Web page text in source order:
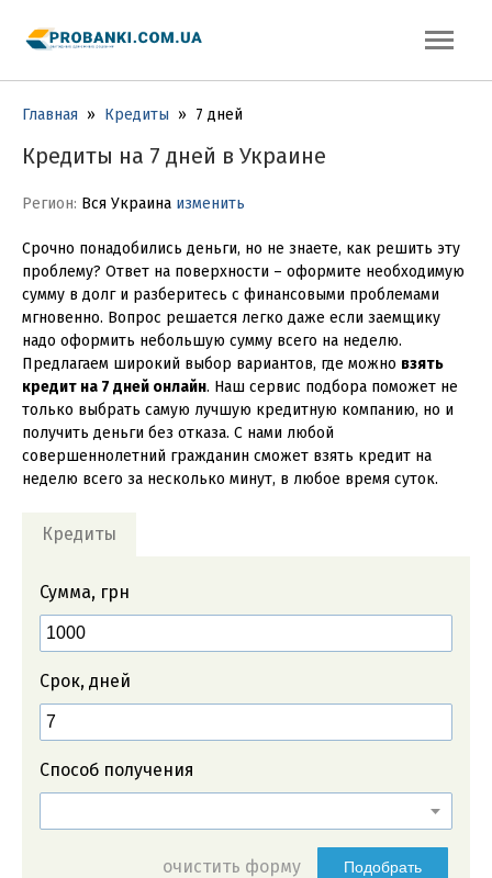
Главная » Кредиты » 7 дней
Кредиты на 7 дней в Украине
Регион: Вся Украина изменить
Срочно понадобились деньги, но не знаете, как решить эту
проблему? Ответ на поверхности – оформите необходимую
сумму в долг и разберитесь с финансовыми проблемами
мгновенно. Вопрос решается легко даже если заемщику
надо оформить небольшую сумму всего на неделю.
Предлагаем широкий выбор вариантов, где можно взять
кредит на 7 дней онлайн. Наш сервис подбора поможет не
только выбрать самую лучшую кредитную компанию, но и
получить деньги без отказа. С нами любой
совершеннолетний гражданин сможет взять кредит на
неделю всего за несколько минут, в любое время суток.
Кредиты
Сумма, грн
Срок, дней
Способ получения
очистить форму Подобрать